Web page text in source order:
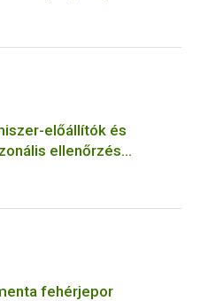
előállítók és
ellenőrzés
fehérjepor